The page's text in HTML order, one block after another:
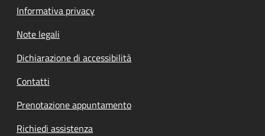
Informativa privacy
Note legali
Dichiarazione di accessibilità
Contatti
Prenotazione appuntamento
Richiedi assistenza